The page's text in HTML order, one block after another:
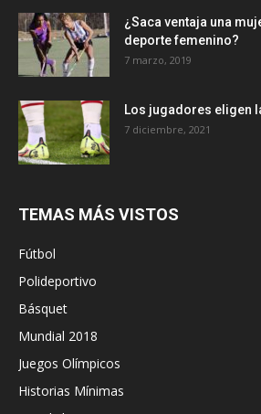
¿Saca ventaja una
deporte femenino?
7 marzo, 2019
Los jugadores eligen
7 diciembre, 2021
TEMAS MÁS VISTOS
Fútbol
Polideportivo
Básquet
Mundial 2018
Juegos Olímpicos
Historias Mínimas